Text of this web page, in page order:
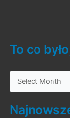
normalnie
To co
o
c